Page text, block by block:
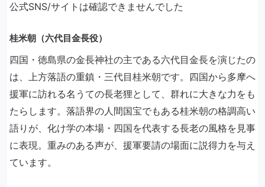
公式SNS/サイトは確認できませんでした
桂米朝（六代目金長役）
四国・徳島県の金長神社の主である六代目金長を演じたの
は、上方落語の重鎮・三代目桂米朝です。四国から多摩へ
援軍に訪れる名うての長老狸として、群れに大きな力をも
たらします。落語界の人間国宝でもある桂米朝の格調高い
語りが、化け学の本場・四国を代表する長老の風格を見事
に表現。重みのある声が、援軍要請の場面に説得力を与え
ています。